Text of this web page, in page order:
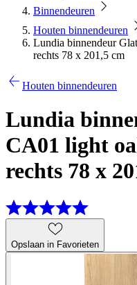
Binnendeuren
Houten binnendeuren
Lundia binnendeur
rechts 78 x 201,5 cm
Houten binnendeuren
Lundia
CA01 light
rechts 78 x
Opslaan in Favorieten